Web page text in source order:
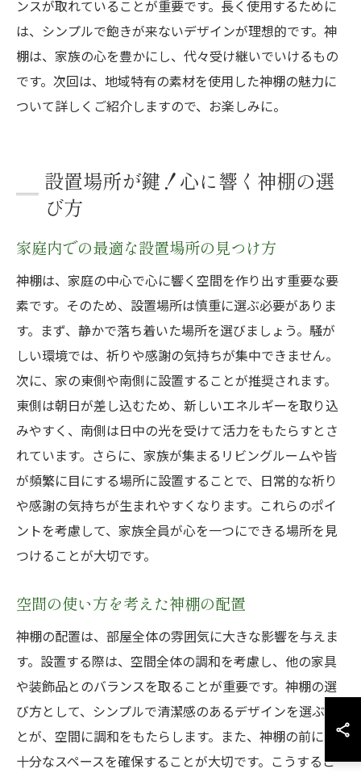
ンスが取れていることが重要です。長く使用するために
は、シンプルで飽きが来ないデザインが理想的です。神
棚は、家族の心を豊かにし、代々受け継いでいけるもの
です。次回は、地域特有の素材を使用した神棚の魅力に
ついて詳しくご紹介しますので、お楽しみに。
設置場所が鍵！心に響く神棚の選
び方
家庭内での最適な設置場所の見つけ方
神棚は、家庭の中心で心に響く空間を作り出す重要な要
素です。そのため、設置場所は慎重に選ぶ必要がありま
す。まず、静かで落ち着いた場所を選びましょう。騒が
しい環境では、祈りや感謝の気持ちが集中できません。
次に、家の東側や南側に設置することが推奨されます。
東側は朝日が差し込むため、新しいエネルギーを取り込
みやすく、南側は日中の光を受けて活力をもたらすとさ
れています。さらに、家族が集まるリビングルームや皆
が頻繁に目にする場所に設置することで、日常的な祈り
や感謝の気持ちが生まれやすくなります。これらのポイ
ントを考慮して、家族全員が心を一つにできる場所を見
つけることが大切です。
空間の使い方を考えた神棚の配置
神棚の配置は、部屋全体の雰囲気に大きな影響を与えま
す。設置する際は、空間全体の調和を考慮し、他の家具
や装飾品とのバランスを取ることが重要です。神棚の選
び方として、シンプルで清潔感のあるデザインを選ぶこ
とが、空間に調和をもたらします。また、神棚の前には
十分なスペースを確保することが大切です。こうするこ